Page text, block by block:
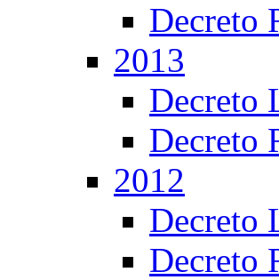
Decreto
2013
Decreto
Decreto
2012
Decreto
Decreto